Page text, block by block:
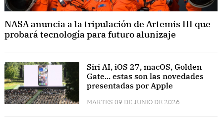
NASA anuncia a la tripulación de Artemis III que
probará tecnología para futuro alunizaje
Siri AI, iOS 27, macOS, Golden
Gate... estas son las novedades
presentadas por Apple
MARTES 09 DE JUNIO DE 2026